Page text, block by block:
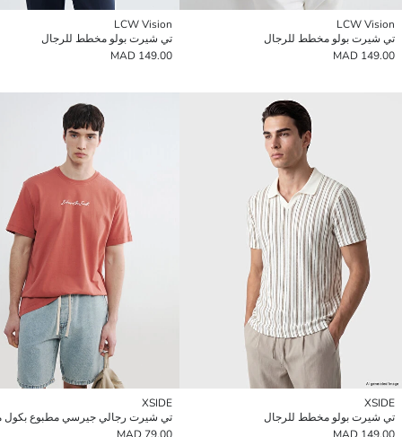
LCW Vision
تي شيرت بولو مخطط للرجال
149.00 MAD
LCW Vision
تي شيرت بولو مخطط للرجال
149.00 MAD
XSIDE
تي شيرت بولو مخطط للرجال
XSIDE
تي شيرت رجالي جيرسي مطبوع بكول